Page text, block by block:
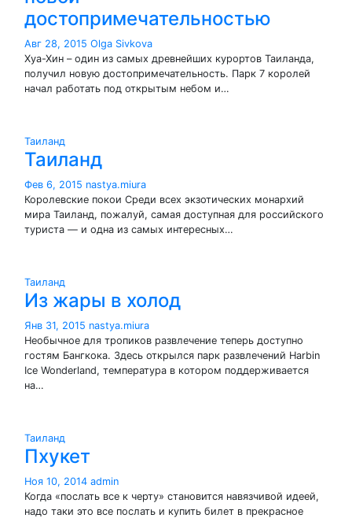
достопримечательностью
Авг 28, 2015 Olga Sivkova
Хуа-Хин – один из самых древнейших курортов Таиланда,
получил новую достопримечательность. Парк 7 королей
начал работать под открытым небом и…
Таиланд
Таиланд
Фев 6, 2015 nastya.miura
Королевские покои Среди всех экзотических монархий
мира Таиланд, пожалуй, самая доступная для российского
туриста — и одна из самых интересных…
Таиланд
Из жары в холод
Янв 31, 2015 nastya.miura
Необычное для тропиков развлечение теперь доступно
гостям Бангкока. Здесь открылся парк развлечений Harbin
Ice Wonderland, температура в котором поддерживается
на…
Таиланд
Пхукет
Ноя 10, 2014 admin
Когда «послать все к черту» становится навязчивой идеей,
надо таки это все послать и купить билет в прекрасное